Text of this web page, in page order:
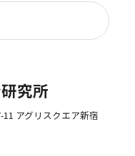
究所
アグリスクエア新宿